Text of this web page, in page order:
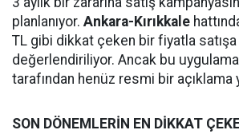
planlanıyor. Ankara-Kırıkkale
TL gibi dikkat çeken bir fiyatla satışa
değerlendiriliyor. Ancak bu
tarafından henüz resmi bir açıklama
SON DÖNEMLERİN EN DİKKAT